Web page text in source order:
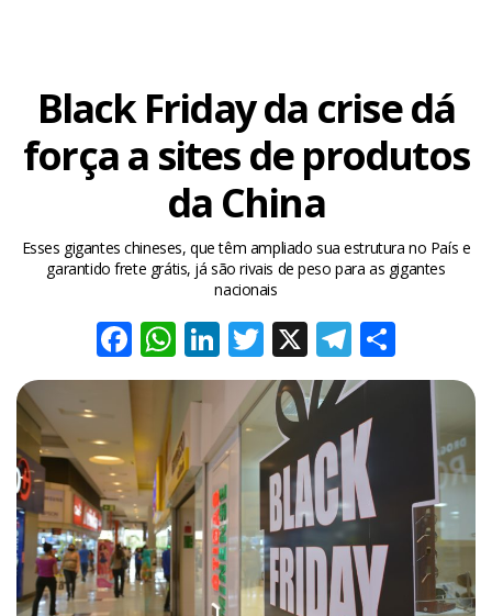
Black Friday da crise dá
força a sites de produtos
da China
Esses gigantes chineses, que têm ampliado sua estrutura no País e
garantido frete grátis, já são rivais de peso para as gigantes
nacionais
Facebook
WhatsApp
LinkedIn
Twitter
X